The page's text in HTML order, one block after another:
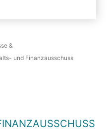
&
und Finanzausschuss